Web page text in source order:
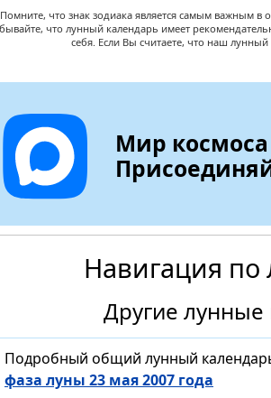
Помните, что знак зодиака является самым важным
что лунный календарь имеет
себя. Если Вы считаете, что наш
Мир космоса
Навигация по
Другие лунные
Подробный общий лунный
фаза луны 23 мая 2007 года